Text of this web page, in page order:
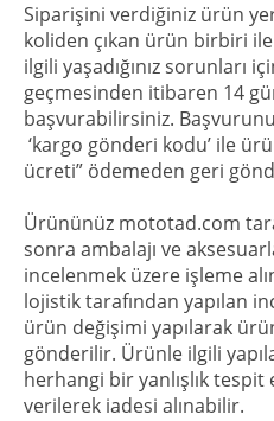
Siparişini verdiğiniz ürün
koliden çıkan ürün birbiri
ilgili yaşadığınız sorunları
geçmesinden itibaren 14
başvurabilirsiniz.
‘kargo gönderi kodu’ ile
ücreti” ödemeden geri
Ürününüz mototad.com
sonra ambalajı ve
incelenmek üzere işleme
lojistik tarafından yapılan
ürün değişimi yapılarak
gönderilir. Ürünle ilgili
herhangi bir yanlışlık
verilerek iadesi alınabilir.